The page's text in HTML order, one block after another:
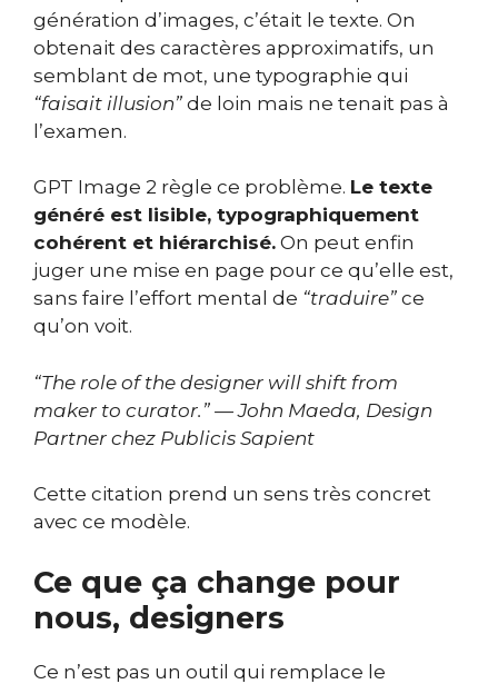
génération d’images, c’était le texte. On
obtenait des caractères approximatifs, un
semblant de mot, une typographie qui
“faisait illusion” de loin mais ne tenait pas à
l’examen.
GPT Image 2 règle ce problème. Le texte
généré est lisible, typographiquement
cohérent et hiérarchisé. On peut enfin
juger une mise en page pour ce qu’elle est,
sans faire l’effort mental de “traduire” ce
qu’on voit.
“The role of the designer will shift from
maker to curator.” — John Maeda, Design
Partner chez Publicis Sapient
Cette citation prend un sens très concret
avec ce modèle.
Ce que ça change pour
nous, designers
Ce n’est pas un outil qui remplace le